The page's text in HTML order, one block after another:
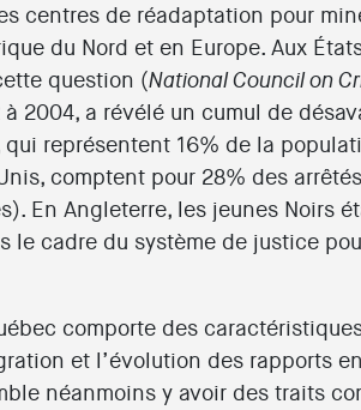
centres de réadaptation pour
du Nord et en Europe. Aux
question (National Council on
2004, a révélé un cumul de
qui représentent 16% de la
comptent pour 28% des
En Angleterre, les jeunes Noirs
le cadre du système de justice
comporte des
et l’évolution des rapports
néanmoins y avoir des traits